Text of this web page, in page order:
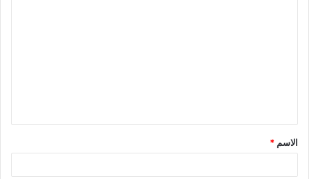
ق
*
الاسم *